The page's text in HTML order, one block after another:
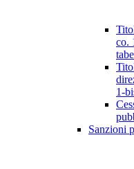
co.
1-
Sanzioni